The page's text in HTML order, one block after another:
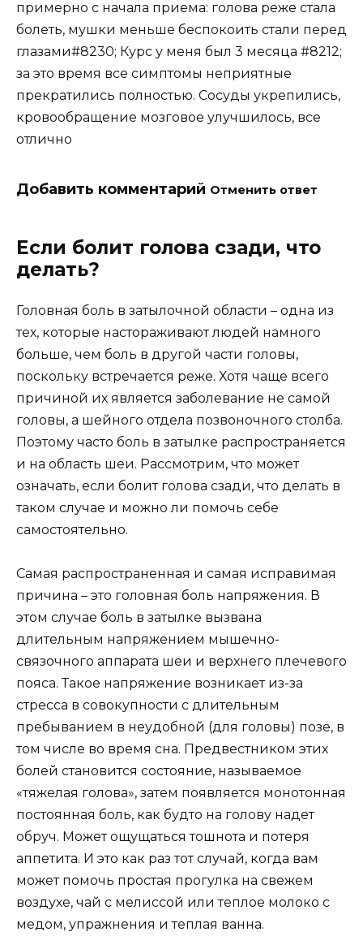
примерно с начала приема: голова реже стала
болеть, мушки меньше беспокоить стали перед
глазами#8230; Курс у меня был 3 месяца #8212;
за это время все симптомы неприятные
прекратились полностью. Сосуды укрепились,
кровообращение мозговое улучшилось, все
отлично
Добавить комментарий Отменить ответ
Если болит голова сзади, что
делать?
Головная боль в затылочной области – одна из
тех, которые настораживают людей намного
больше, чем боль в другой части головы,
поскольку встречается реже. Хотя чаще всего
причиной их является заболевание не самой
головы, а шейного отдела позвоночного столба.
Поэтому часто боль в затылке распространяется
и на область шеи. Рассмотрим, что может
означать, если болит голова сзади, что делать в
таком случае и можно ли помочь себе
самостоятельно.
Самая распространенная и самая исправимая
причина – это головная боль напряжения. В
этом случае боль в затылке вызвана
длительным напряжением мышечно-
связочного аппарата шеи и верхнего плечевого
пояса. Такое напряжение возникает из-за
стресса в совокупности с длительным
пребыванием в неудобной (для головы) позе, в
том числе во время сна. Предвестником этих
болей становится состояние, называемое
«тяжелая голова», затем появляется монотонная
постоянная боль, как будто на голову надет
обруч. Может ощущаться тошнота и потеря
аппетита. И это как раз тот случай, когда вам
может помочь простая прогулка на свежем
воздухе, чай с мелиссой или теплое молоко с
медом, упражнения и теплая ванна.